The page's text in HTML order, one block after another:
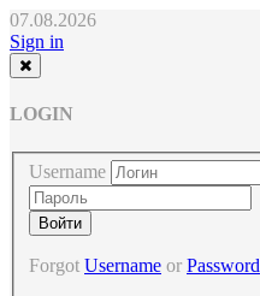
07.08.2026
Sign in
LOGIN
Username
Forgot Username or Password